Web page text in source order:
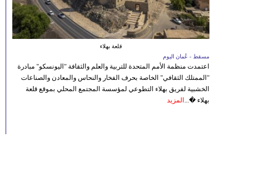
قلعة بهلاء
مسقط - عُمان اليوم
اعتمدت منظمة الأمم المتحدة للتربية والعلم والثقافة "اليونسكو" مبادرة
"الممتلك الثقافي" الخاصة بحرف الفخار والنحاس والمعادن والصناعات
الخشبية لفريق بهلاء التطوعي لمؤسسة المجتمع المحلي بموقع قلعة
بهلاء �... المزيد